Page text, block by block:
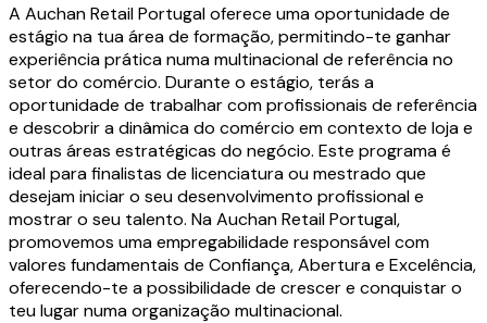
A Auchan Retail Portugal oferece uma oportunidade de
estágio na tua área de formação, permitindo-te ganhar
experiência prática numa multinacional de referência no
setor do comércio. Durante o estágio, terás a
oportunidade de trabalhar com profissionais de referência
e descobrir a dinâmica do comércio em contexto de loja e
outras áreas estratégicas do negócio. Este programa é
ideal para finalistas de licenciatura ou mestrado que
desejam iniciar o seu desenvolvimento profissional e
mostrar o seu talento. Na Auchan Retail Portugal,
promovemos uma empregabilidade responsável com
valores fundamentais de Confiança, Abertura e Excelência,
oferecendo-te a possibilidade de crescer e conquistar o
teu lugar numa organização multinacional.